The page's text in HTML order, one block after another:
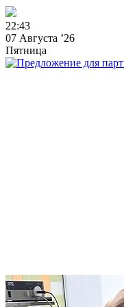
22:43
07 Августа ’26
Пятница